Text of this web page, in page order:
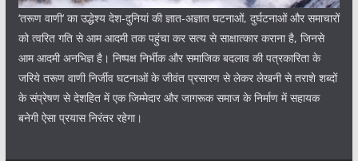
‘तरूण वाणी‘ का उद्धेश्य देश-दुनियां की ज्ञात-अज्ञात घटनाओं, दुर्घटनाओं और समाचारों
को त्वरित गति से आम आदमी तक पहुंचा कर सत्य से साक्षात्कार कराना है, जिनसे
आम आदमी अनभिज्ञ है। निष्पक्ष निर्भीक और समाजिक बदलाव की पत्रकारिता के
जरिये तरूण वाणी निर्जीव घटनाओं के जीवंत प्रसारण से लेकर लेखनी से तराशे शब्दों
के संप्रेषण से देशहित में एक जिम्मेदार और जागरूक समाज के निर्माण में सहायक
बनेगी ऐसा प्रयास निरंतर रहेगा।